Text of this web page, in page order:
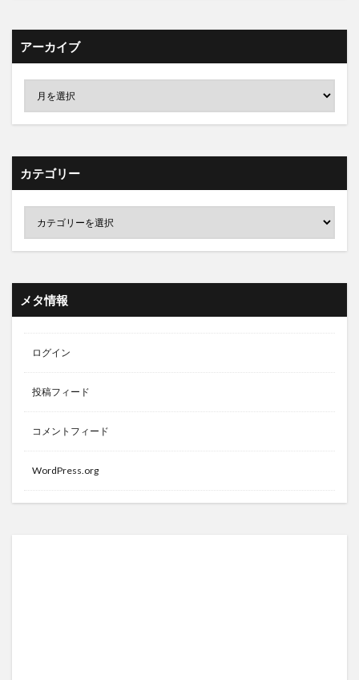
アーカイブ
カテゴリー
メタ情報
ログイン
投稿フィード
コメントフィード
WordPress.org